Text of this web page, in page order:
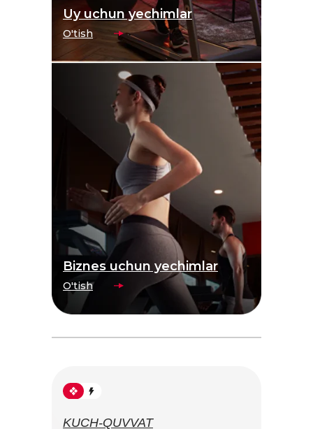
Uy uchun yechimlar
Biznes uchun yechimlar
O'tish
O'tish
KUCH-QUVVAT